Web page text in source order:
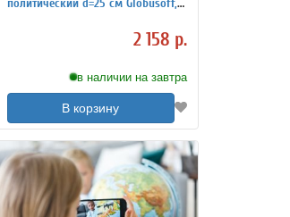
политический d=25 см Globusoff, 2
2 158 р.
в наличии на завтра
В корзину